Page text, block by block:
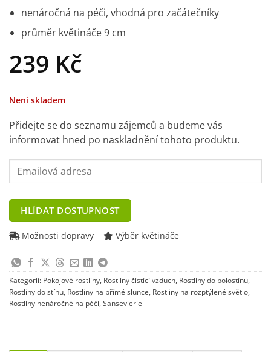
nenáročná na péči, vhodná pro začátečníky
průměr květináče 9 cm
239 Kč
Není skladem
Přidejte se do seznamu zájemců a budeme vás
informovat hned po naskladnění tohoto produktu.
Enter
your
address
to
join
waitlist
for
this
product
HLÍDAT DOSTUPNOST
Možnosti dopravy Výběr květináče
Kategorií: Pokojové rostliny, Rostliny čistící vzduch, Rostliny do polostínu,
Rostliny do stínu, Rostliny na přímé slunce, Rostliny na rozptýlené světlo,
Rostliny nenáročné na péči, Sansevierie